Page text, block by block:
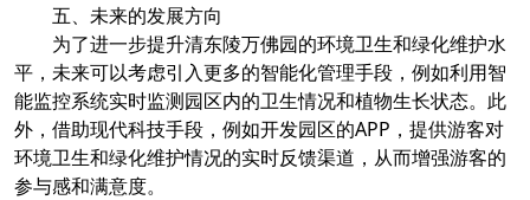
五、未来的发展方向
为了进一步提升清东陵万佛园的环境卫生和绿化维护水
平，未来可以考虑引入更多的智能化管理手段，例如利用智
能监控系统实时监测园区内的卫生情况和植物生长状态。此
外，借助现代科技手段，例如开发园区的APP，提供游客对
环境卫生和绿化维护情况的实时反馈渠道，从而增强游客的
参与感和满意度。